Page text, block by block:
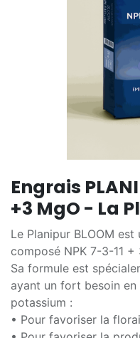
Engrais
+3 MgO - La
Le Planipur BLOOM
composé NPK 7-3-11 +
Sa formule est
ayant un fort besoin en
potassium :
• Pour favoriser la